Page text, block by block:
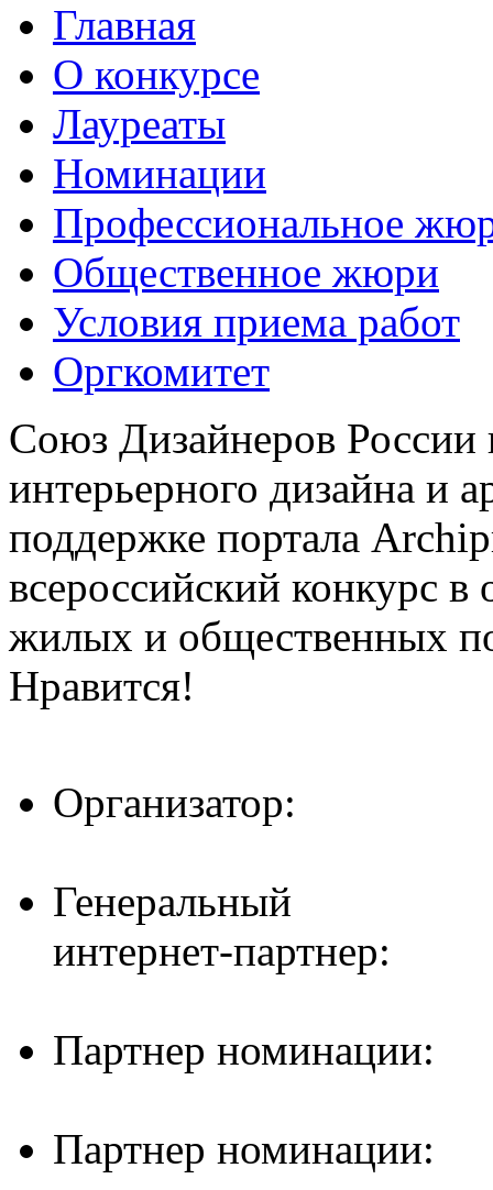
Главная
О конкурсе
Лауреаты
Номинации
Профессиональное
Общественное жюри
Условия приема работ
Оргкомитет
Союз Дизайнеров России
интерьерного дизайна и
поддержке портала
всероссийский конкурс в
жилых и общественных
Нравится!
Организатор:
Генеральный
интернет-партнер:
Партнер номинации:
Партнер номинации: